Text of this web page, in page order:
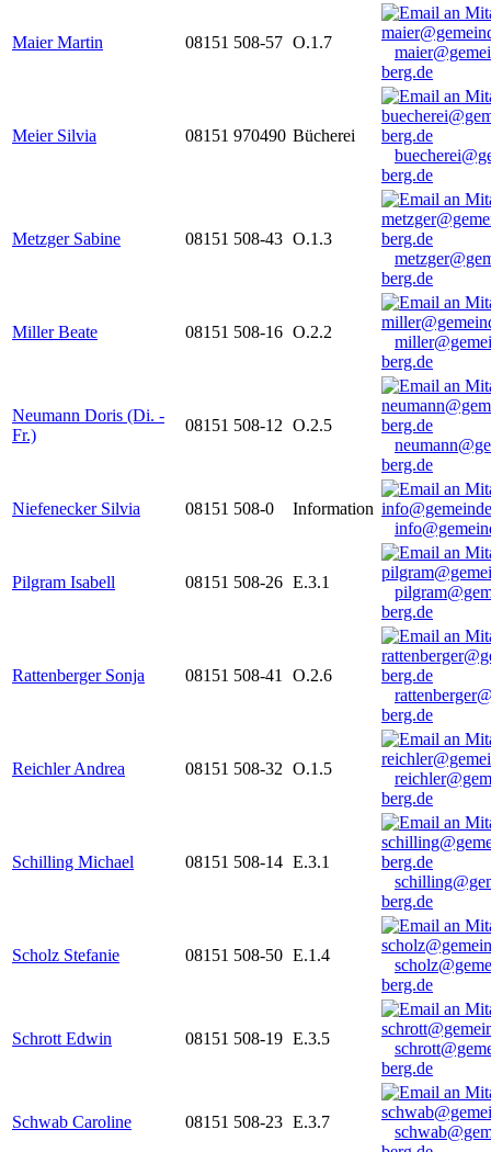
Maier Martin 08151 508-57 O.1.7
berg.de
Meier Silvia 08151 970490 Bücherei
berg.de
Metzger Sabine 08151 508-43 O.1.3
berg.de
Miller Beate 08151 508-16 O.2.2
berg.de
Neumann Doris (Di. -
Fr.)
08151 508-12 O.2.5
berg.de
Niefenecker Silvia 08151 508-0
Information
Pilgram Isabell 08151 508-26 E.3.1
berg.de
Rattenberger Sonja 08151 508-41
O.2.6
berg.de
Reichler Andrea 08151 508-32 O.1.5
berg.de
Schilling Michael 08151 508-14 E.3.1
berg.de
Scholz Stefanie 08151 508-50 E.1.4
berg.de
Schrott Edwin 08151 508-19 E.3.5
berg.de
Schwab Caroline 08151 508-23 E.3.7